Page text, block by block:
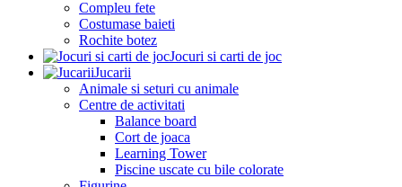
Compleu fete
Costumase baieti
Rochite botez
Jocuri si carti de joc
Jucarii
Animale si seturi cu animale
Centre de activitati
Balance board
Cort de joaca
Learning Tower
Piscine uscate cu bile colorate